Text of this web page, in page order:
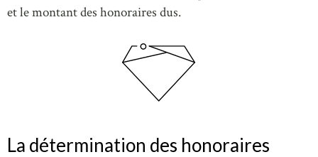
et le montant des honoraires dus.
La détermination des honoraires